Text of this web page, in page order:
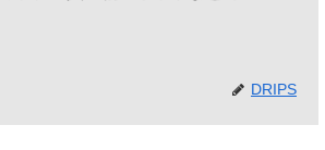
DRIPS